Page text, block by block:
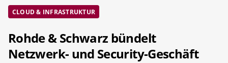
CLOUD & INFRASTRUKTUR
Rohde & Schwarz bündelt
Netzwerk- und Security-Geschäft